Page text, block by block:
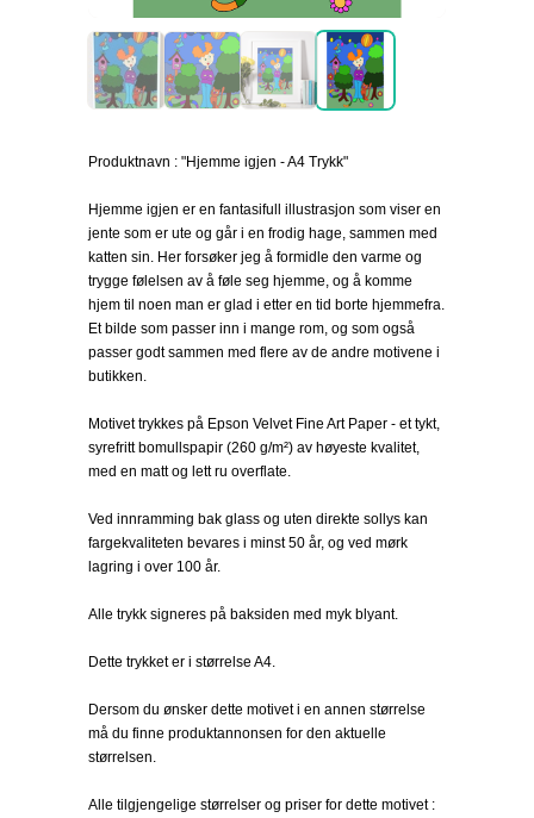
Produktnavn : "Hjemme igjen - A4 Trykk"
Hjemme igjen er en fantasifull illustrasjon som viser en
jente som er ute og går i en frodig hage, sammen med
katten sin. Her forsøker jeg å formidle den varme og
trygge følelsen av å føle seg hjemme, og å komme
hjem til noen man er glad i etter en tid borte hjemmefra.
Et bilde som passer inn i mange rom, og som også
passer godt sammen med flere av de andre motivene i
butikken.
Motivet trykkes på Epson Velvet Fine Art Paper - et tykt,
syrefritt bomullspapir (260 g/m²) av høyeste kvalitet,
med en matt og lett ru overflate.
Ved innramming bak glass og uten direkte sollys kan
fargekvaliteten bevares i minst 50 år, og ved mørk
lagring i over 100 år.
Alle trykk signeres på baksiden med myk blyant.
Dette trykket er i størrelse A4.
Dersom du ønsker dette motivet i en annen størrelse
må du finne produktannonsen for den aktuelle
størrelsen.
Alle tilgjengelige størrelser og priser for dette motivet :